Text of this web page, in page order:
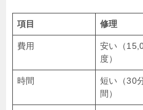
項目 修理
費用
安い（
度）
時間
短い（30
間）